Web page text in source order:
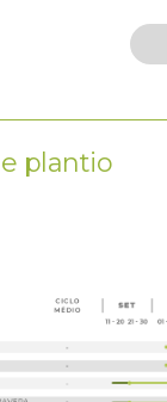
plantio